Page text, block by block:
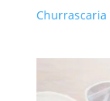
Churrascaria